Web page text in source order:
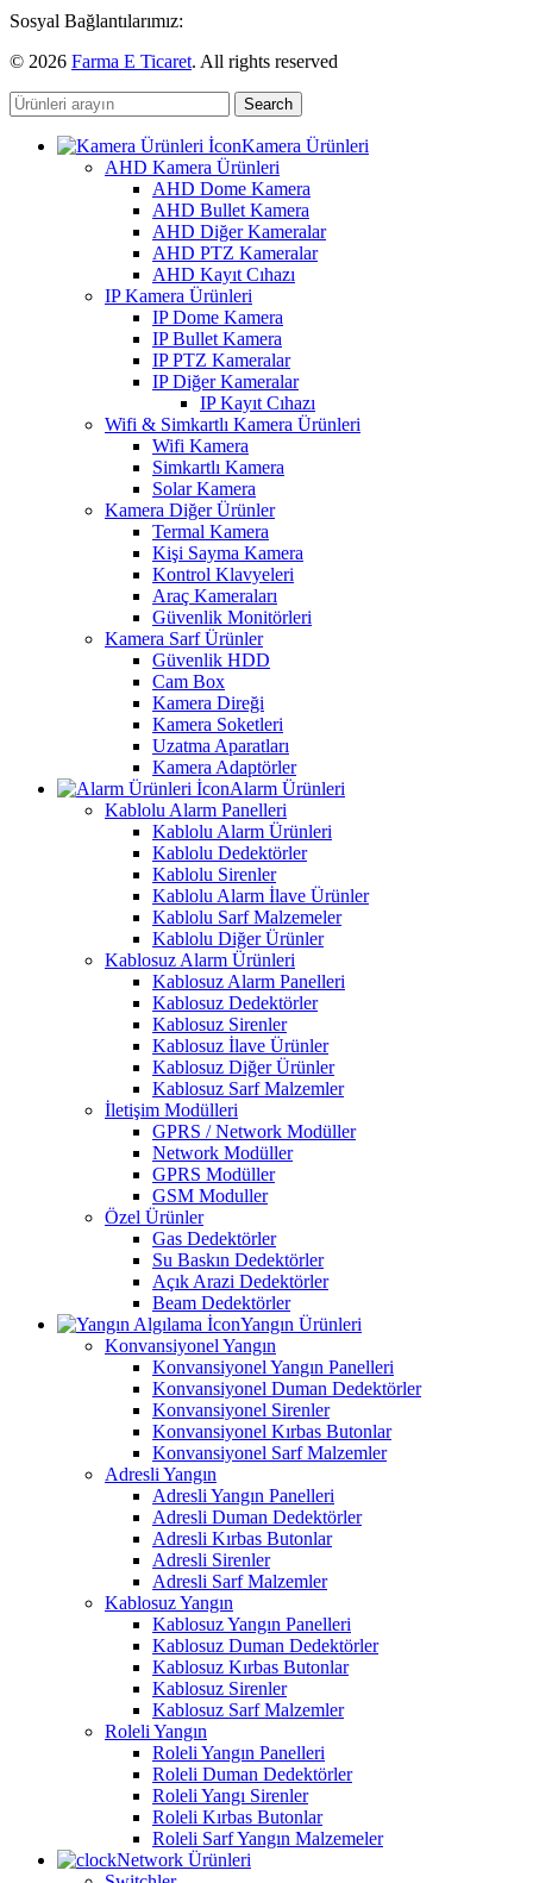
Sosyal Bağlantılarımız:
© 2026 Farma E Ticaret. All rights reserved
Search
Kamera Ürünleri
AHD Kamera Ürünleri
AHD Dome Kamera
AHD Bullet Kamera
AHD Diğer Kameralar
AHD PTZ Kameralar
AHD Kayıt Cıhazı
IP Kamera Ürünleri
IP Dome Kamera
IP Bullet Kamera
IP PTZ Kameralar
IP Diğer Kameralar
IP Kayıt Cıhazı
Wifi & Simkartlı Kamera Ürünleri
Wifi Kamera
Simkartlı Kamera
Solar Kamera
Kamera Diğer Ürünler
Termal Kamera
Kişi Sayma Kamera
Kontrol Klavyeleri
Araç Kameraları
Güvenlik Monitörleri
Kamera Sarf Ürünler
Güvenlik HDD
Cam Box
Kamera Direği
Kamera Soketleri
Uzatma Aparatları
Kamera Adaptörler
Alarm Ürünleri
Kablolu Alarm Panelleri
Kablolu Alarm Ürünleri
Kablolu Dedektörler
Kablolu Sirenler
Kablolu Alarm İlave Ürünler
Kablolu Sarf Malzemeler
Kablolu Diğer Ürünler
Kablosuz Alarm Ürünleri
Kablosuz Alarm Panelleri
Kablosuz Dedektörler
Kablosuz Sirenler
Kablosuz İlave Ürünler
Kablosuz Diğer Ürünler
Kablosuz Sarf Malzemler
İletişim Modülleri
GPRS / Network Modüller
Network Modüller
GPRS Modüller
GSM Moduller
Özel Ürünler
Gas Dedektörler
Su Baskın Dedektörler
Açık Arazi Dedektörler
Beam Dedektörler
Yangın Ürünleri
Konvansiyonel Yangın
Konvansiyonel Yangın Panelleri
Konvansiyonel Duman Dedektörler
Konvansiyonel Sirenler
Konvansiyonel Kırbas Butonlar
Konvansiyonel Sarf Malzemler
Adresli Yangın
Adresli Yangın Panelleri
Adresli Duman Dedektörler
Adresli Kırbas Butonlar
Adresli Sirenler
Adresli Sarf Malzemler
Kablosuz Yangın
Kablosuz Yangın Panelleri
Kablosuz Duman Dedektörler
Kablosuz Kırbas Butonlar
Kablosuz Sirenler
Kablosuz Sarf Malzemler
Roleli Yangın
Roleli Yangın Panelleri
Roleli Duman Dedektörler
Roleli Yangı Sirenler
Roleli Kırbas Butonlar
Roleli Sarf Yangın Malzemeler
Network Ürünleri